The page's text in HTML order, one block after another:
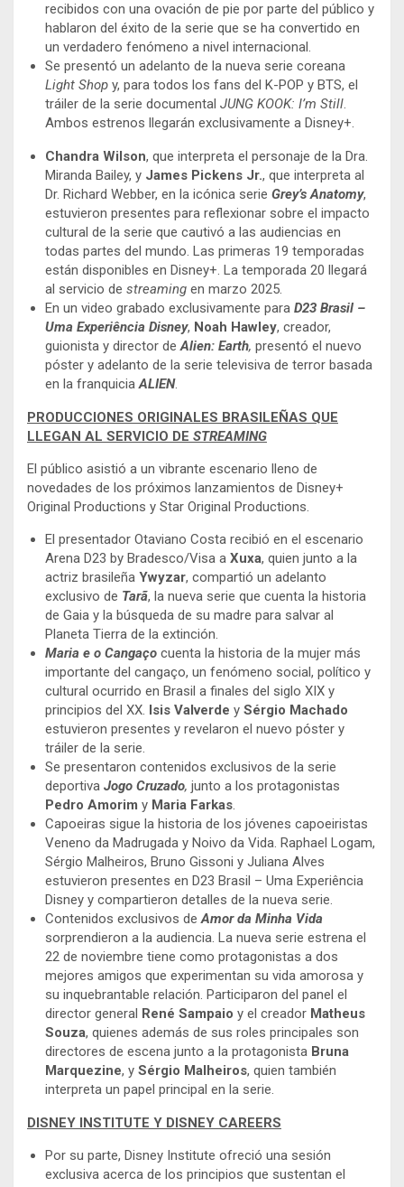
recibidos con una ovación de pie por parte del público y
hablaron del éxito de la serie que se ha convertido en
un verdadero fenómeno a nivel internacional.
Se presentó un adelanto de la nueva serie coreana
Light Shop y, para todos los fans del K-POP y BTS, el
tráiler de la serie documental JUNG KOOK: I’m Still.
Ambos estrenos llegarán exclusivamente a Disney+.
Chandra Wilson, que interpreta el personaje de la Dra.
Miranda Bailey, y James Pickens Jr., que interpreta al
Dr. Richard Webber, en la icónica serie Grey’s Anatomy,
estuvieron presentes para reflexionar sobre el impacto
cultural de la serie que cautivó a las audiencias en
todas partes del mundo. Las primeras 19 temporadas
están disponibles en Disney+. La temporada 20 llegará
al servicio de streaming en marzo 2025.
En un video grabado exclusivamente para D23 Brasil –
Uma Experiência Disney, Noah Hawley, creador,
guionista y director deAlien: Earth, presentó el nuevo
póster y adelanto de la serie televisiva de terror basada
en la franquiciaALIEN.
PRODUCCIONES ORIGINALES BRASILEÑAS QUE
LLEGAN AL SERVICIO DE STREAMING
El público asistió a un vibrante escenario lleno de
novedades de los próximos lanzamientos de Disney+
Original Productions y Star Original Productions.
El presentador Otaviano Costa recibió en el escenario
Arena D23 by Bradesco/Visa a Xuxa, quien junto a la
actriz brasileña Ywyzar, compartió un adelanto
exclusivo de Tarã, la nueva serie que cuenta la historia
de Gaia y la búsqueda de su madre para salvar al
Planeta Tierra de la extinción.
Maria e o Cangaço cuenta la historia de la mujer más
importante del cangaço, un fenómeno social, político y
cultural ocurrido en Brasil a finales del siglo XIX y
principios del XX. Isis Valverde y Sérgio Machado
estuvieron presentes y revelaron el nuevo póster y
tráiler de la serie.
Se presentaron contenidos exclusivos de la serie
deportiva Jogo Cruzado, junto a los protagonistas
Pedro Amorim y Maria Farkas.
Capoeiras sigue la historia de los jóvenes capoeiristas
Veneno da Madrugada y Noivo da Vida. Raphael Logam,
Sérgio Malheiros, Bruno Gissoni y Juliana Alves
estuvieron presentes en D23 Brasil – Uma Experiência
Disney y compartieron detalles de la nueva serie.
Contenidos exclusivos deAmor da Minha Vida
sorprendieron a la audiencia. La nueva serie estrena el
22 de noviembre tiene como protagonistas a dos
mejores amigos que experimentan su vida amorosa y
su inquebrantable relación. Participaron del panel el
director general René Sampaio y el creador Matheus
Souza, quienes además de sus roles principales son
directores de escena junto a la protagonista Bruna
Marquezine, y Sérgio Malheiros, quien también
interpreta un papel principal en la serie.
DISNEY INSTITUTE Y DISNEY CAREERS
Por su parte, Disney Institute ofreció una sesión
exclusiva acerca de los principios que sustentan el